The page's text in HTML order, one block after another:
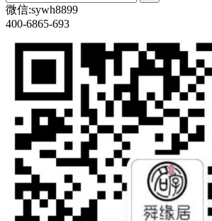
微信:sywh8899
400-6865-693